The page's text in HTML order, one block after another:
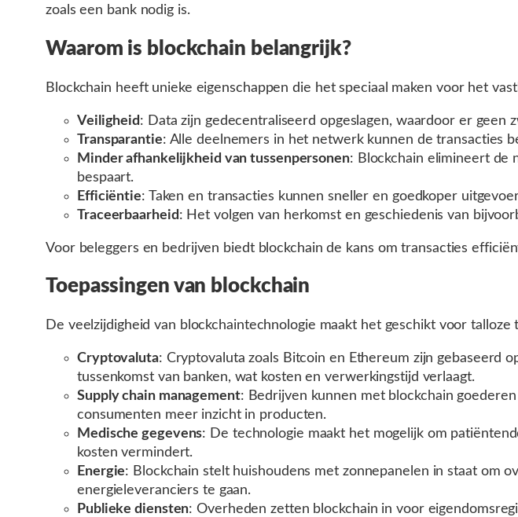
zoals een bank nodig is.
Waarom is blockchain belangrijk?
Blockchain heeft unieke eigenschappen die het speciaal maken voor het
Veiligheid : Data zijn gedecentraliseerd opgeslagen, waardoor er
Transparantie: Alle deelnemers in het netwerk kunnen de transacties
Minder afhankelijkheid van tussenpersonen: Blockchain elimineert de
bespaart.
Efficiëntie: Taken en transacties kunnen sneller en goedkoper
Traceerbaarheid : Het volgen van herkomst en geschiedenis van
Voor beleggers en bedrijven biedt blockchain de kans om transacties
Toepassingen van blockchain
De veelzijdigheid van blockchaintechnologie maakt het geschikt voor talloze
Cryptovaluta: Cryptovaluta zoals Bitcoin en Ethereum zijn gebaseerd
tussenkomst van banken, wat kosten en verwerkingstijd verlaagt.
Supply chain management: Bedrijven kunnen met blockchain
consumenten meer inzicht in producten.
Medische gegevens: De technologie maakt het mogelijk om
kosten vermindert.
Energie: Blockchain stelt huishoudens met zonnepanelen in staat om
energieleveranciers te gaan.
Publieke diensten: Overheden zetten blockchain in voor